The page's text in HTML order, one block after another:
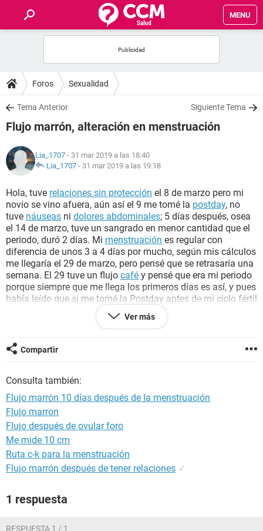
MENU
FOROS
SALUD
FAMILIA
NUTRICIÓN
BIENESTAR
SEXUALIDAD
GLOSARIO
Foros Sexualidad
Tema Anterior Siguiente Tema
Flujo marrón, alteración en menstruación
Lia_1707 - 31 mar 2019 a las 18:40
Lia_1707 - 31 mar 2019 a las 19:18
Hola, tuve relaciones sin protección el 8 de marzo pero mi
novio se vino afuera, aún así el 9 me tomé la postday, no
tuve náuseas ni dolores abdominales; 5 días después, osea
el 14 de marzo, tuve un sangrado en menor cantidad que el
periodo, duró 2 días. Mi menstruación es regular con
diferencia de unos 3 a 4 días por mucho, según mis cálculos
me llegaría el 29 de marzo, pero pensé que se retrasaría una
semana. El 29 tuve un flujo café y pensé que era mi periodo
porque siempre que me llega los primeros días es así, y pues
había leído que si me tomé la Postday antes de mi ciclo fértil
(lo cual hice) era normal que se me adelantara una semana.
El 30 tuve ya sangrado pero en pequeña cantidad, y hoy 31
café, y luego
Como dije, no he tenido ningún sintoma, nada de náuseas, o
por alguna posibilidad de
quedar embarazada, o si esto es mi periodo normal y está
alterado por lashormonasde la pastilla. Agradecería una
respuesta lo más pronto posible.
Ver más
Compartir
Consulta también:
Flujo marrón 10 días después de la menstruación
Flujo marron
Flujo después de ovular foro
Me mide 10 cm
Ruta c-k para la menstruación
Flujo marrón después de tener relaciones ✓
1 respuesta
RESPUESTA 1 / 1